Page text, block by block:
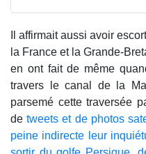
Il affirmait aussi avoir
la France et la Grande-
en ont fait de même
travers le canal de la
parsemé cette traversée
de tweets et de photos
peine indirecte leur